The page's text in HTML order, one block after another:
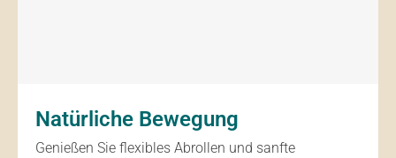
Natürliche Bewegung
Genießen Sie flexibles Abrollen und sanfte